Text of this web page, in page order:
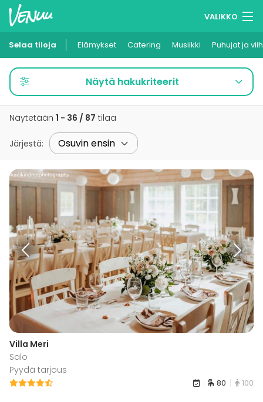
VALIKKO
Muistilistasi
Kirjaudu
Suomi
Selaa tiloja Elämykset Catering Musiikki Puhujat ja
Näytä hakukriteerit
Näytetään 1 - 36 / 87 tilaa
Järjestä:
Villa Meri
Salo
Pyydä tarjous
80 100